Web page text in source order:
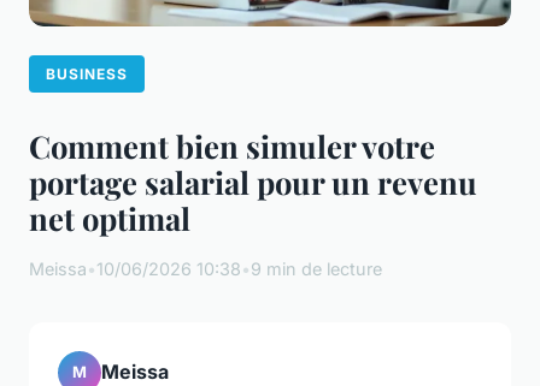
BUSINESS
Comment bien simuler votre
portage salarial pour un revenu
net optimal
Meissa•10/06/2026 10:38•9 min de lecture
M Meissa